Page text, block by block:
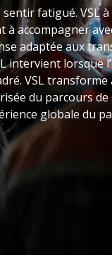
fatigué. VSL
à accompagner
adaptée aux
intervient lorsque
VSL
du parcours
globale du